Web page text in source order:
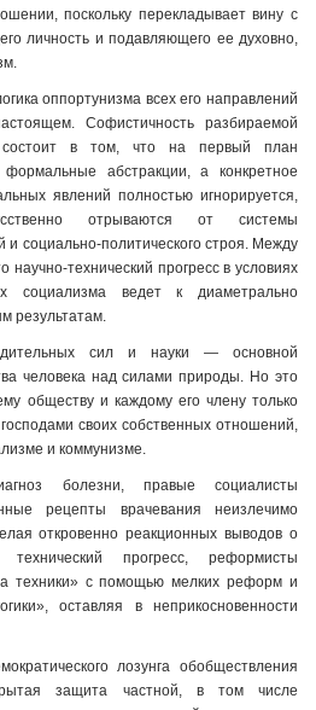
поскольку перекладывает вину с
личность и подавляющего ее духовно,
оппортунизма всех его направлений
Софистичность разбираемой
состоит в том, что на первый план
абстракции, а конкретное
явлений полностью игнорируется,
отрываются от системы
социально-политического строя. Между
технический прогресс в условиях
социализма ведет к диаметрально
результатам.
сил и науки — основной
человека над силами природы. Но это
обществу и каждому его члену только
господами своих собственных отношений,
и коммунизме.
болезни, правые социалисты
рецепты врачевания неизлечимо
откровенно реакционных выводов о
технический прогресс, реформисты
техники» с помощью мелких реформ и
оставляя в неприкосновенности
лозунга обобществления
защита частной, в том числе